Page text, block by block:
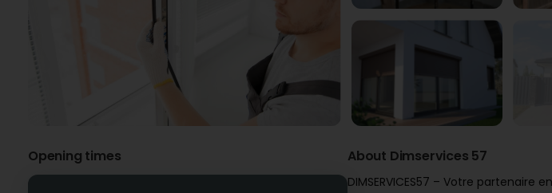
Opening times About Dimservices 57
DIMSERVICES57 – Votre